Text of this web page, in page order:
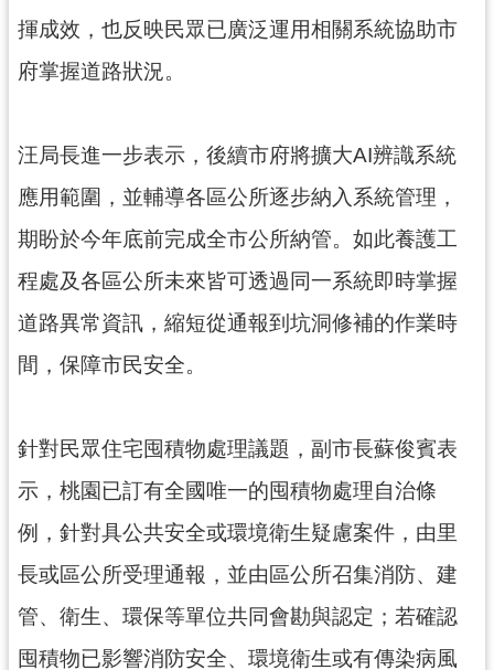
揮成效，也反映民眾已廣泛運用相關系統協助市
府掌握道路狀況。
汪局長進一步表示，後續市府將擴大AI辨識系統
應用範圍，並輔導各區公所逐步納入系統管理，
期盼於今年底前完成全市公所納管。如此養護工
程處及各區公所未來皆可透過同一系統即時掌握
道路異常資訊，縮短從通報到坑洞修補的作業時
間，保障市民安全。
針對民眾住宅囤積物處理議題，副市長蘇俊賓表
示，桃園已訂有全國唯一的囤積物處理自治條
例，針對具公共安全或環境衛生疑慮案件，由里
長或區公所受理通報，並由區公所召集消防、建
管、衛生、環保等單位共同會勘與認定；若確認
囤積物已影響消防安全、環境衛生或有傳染病風